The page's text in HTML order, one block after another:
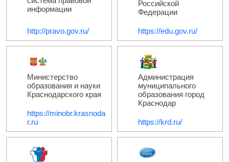
информации
http://pravo.gov.ru/
Российской
Федерации
https://edu.gov.ru/
Министерство
образования и науки
Краснодарского края
https://minobr.krasnoda
r.ru
Администрация
муниципального
образования город
Краснодар
https://krd.ru/